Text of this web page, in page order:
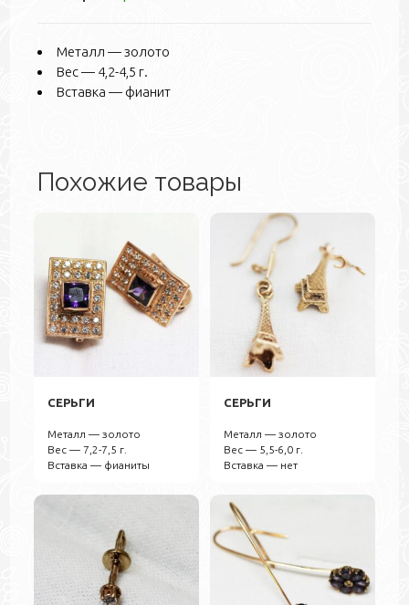
Металл — золото
Вес — 4,2-4,5 г.
Вставка — фианит
Похожие товары
СЕРЬГИ
Металл — золото
Вес — 7,2-7,5 г.
Вставка — фианиты
СЕРЬГИ
Металл — золото
Вес — 5,5-6,0 г.
Вставка — нет